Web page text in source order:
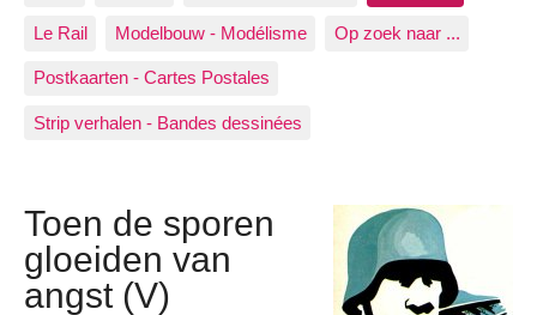
Le Rail Modelbouw - Modélisme Op zoek naar ...
Postkaarten - Cartes Postales
Strip verhalen - Bandes dessinées
Toen de sporen
gloeiden van
angst (V)